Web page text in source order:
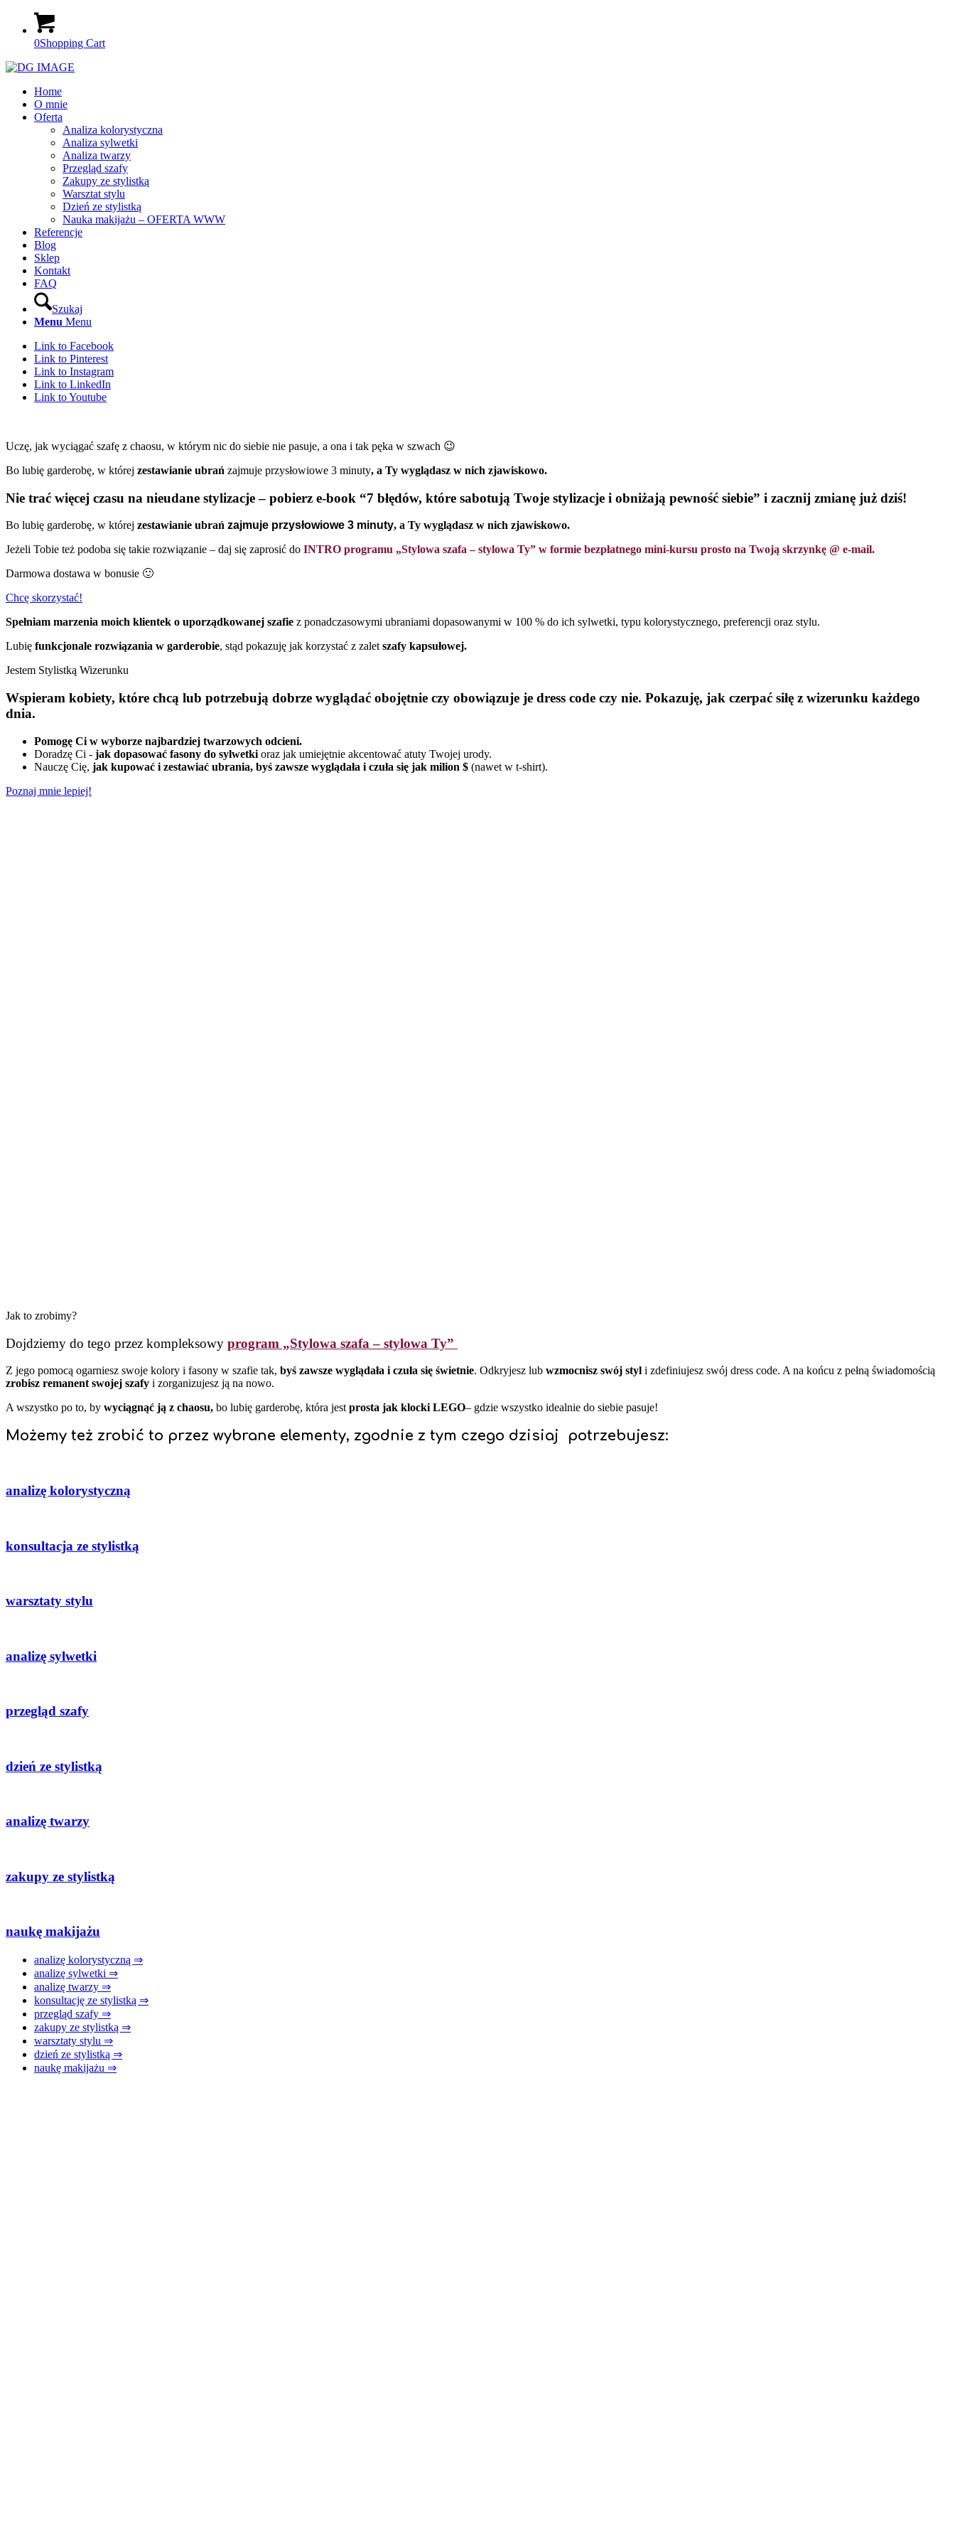
0Shopping Cart
Home
O mnie
Oferta
Analiza kolorystyczna
Analiza sylwetki
Analiza twarzy
Przegląd szafy
Zakupy ze stylistką
Warsztat stylu
Dzień ze stylistką
Nauka makijażu – OFERTA WWW
Referencje
Blog
Sklep
Kontakt
FAQ
Szukaj
Menu Menu
Link to Facebook
Link to Pinterest
Link to Instagram
Link to LinkedIn
Link to Youtube
Uczę, jak wyciągać szafę z chaosu, w którym nic do siebie nie pasuje, a ona i tak pęka w szwach 😉
Bo lubię garderobę, w której zestawianie ubrań zajmuje przysłowiowe 3 minuty, a Ty wyglądasz w nich zjawiskowo.
Nie trać więcej czasu na nieudane stylizacje – pobierz e-book “7 błędów, które sabotują Twoje stylizacje i obniżają pewność siebie” i zacznij zmianę już dziś!
Bo lubię garderobę, w której zestawianie ubrań zajmuje przysłowiowe 3 minuty, a Ty wyglądasz w nich zjawiskowo.
Jeżeli Tobie też podoba się takie rozwiązanie – daj się zaprosić do INTRO programu „Stylowa szafa – stylowa Ty” w formie bezpłatnego mini-kursu prosto na Twoją skrzynkę @ e-mail.
Darmowa dostawa w bonusie 🙂
Chcę skorzystać!
Spełniam marzenia moich klientek o uporządkowanej szafie z ponadczasowymi ubraniami dopasowanymi w 100 % do ich sylwetki, typu kolorystycznego, preferencji oraz stylu.
Lubię funkcjonale rozwiązania w garderobie, stąd pokazuję jak korzystać z zaletszafy kapsułowej.
Jestem Stylistką Wizerunku
Wspieram kobiety, które chcą lub potrzebują dobrze wyglądać obojętnie czy obowiązuje je dress code czy nie. Pokazuję, jak czerpać siłę z wizerunku każdego
dnia.
Pomogę Ci w wyborze najbardziej twarzowych odcieni.
Doradzę Ci - jak dopasować fasony do sylwetki oraz jak umiejętnie akcentować atuty Twojej urody.
Nauczę Cię, jak kupować i zestawiać ubrania, byś zawsze wyglądała i czuła się jak milion $ (nawet w t-shirt).
Poznaj mnie lepiej!
Jak to zrobimy?
Dojdziemy do tego przez kompleksowy program „Stylowa szafa – stylowa Ty”
Z jego pomocą ogarniesz swoje kolory i fasony w szafie tak, byś zawsze wyglądała i czuła się świetnie. Odkryjesz lub wzmocnisz swój styl i zdefiniujesz swój dress code. A na końcu z pełną świadomością
zrobisz remanent swojej szafy i zorganizujesz ją na nowo.
A wszystko po to, by wyciągnąć ją z chaosu, bo lubię garderobę, która jest prosta jak klocki LEGO– gdzie wszystko idealnie do siebie pasuje!
Możemy też zrobić to przez wybrane elementy, zgodnie z tym czego dzisiaj potrzebujesz:
analizę kolorystyczną
konsultacja ze stylistką
warsztaty stylu
analizę sylwetki
przegląd szafy
dzień ze stylistką
analizę twarzy
zakupy ze stylistką
naukę makijażu
analizę kolorystyczną ⇒
analizę sylwetki ⇒
analizę twarzy ⇒
konsultację ze stylistką ⇒
przegląd szafy ⇒
zakupy ze stylistką ⇒
warsztaty stylu ⇒
dzień ze stylistką ⇒
naukę makijażu ⇒